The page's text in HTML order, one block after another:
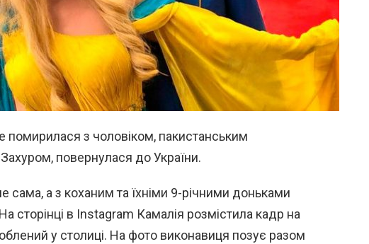
помирилася з чоловіком, пакистанським
повернулася до України.
сама, а з коханим та їхніми 9-річними доньками
сторінці в Instagram Камалія розмістила кадр на
у столиці. На фото виконавиця позує разом